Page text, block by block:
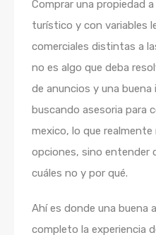
Comprar una propiedad
turístico y con variables
comerciales distintas a
no es algo que deba
de anuncios y una
buscando asesoria para
mexico, lo que
opciones, sino entender
cuáles no y por qué.
Ahí es donde una buena
completo la experiencia